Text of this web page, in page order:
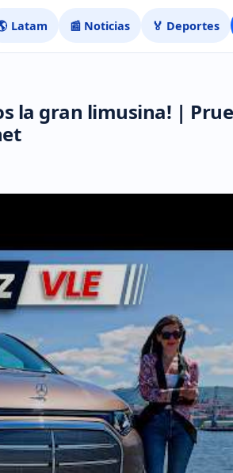
Latam 📰 Noticias 🏅 Deportes
la gran limusina! |